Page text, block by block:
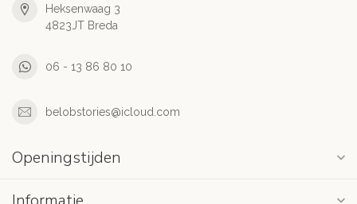
Heksenwaag 3
4823JT Breda
06 - 13 86 80 10
belobstories@icloud.com
Openingstijden